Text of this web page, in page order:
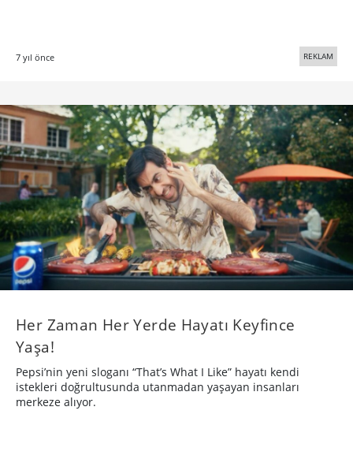
7 yıl önce REKLAM
Her Zaman Her Yerde Hayatı Keyfince
Yaşa!
Pepsi’nin yeni sloganı “That’s What I Like” hayatı kendi
istekleri doğrultusunda utanmadan yaşayan insanları
merkeze alıyor.